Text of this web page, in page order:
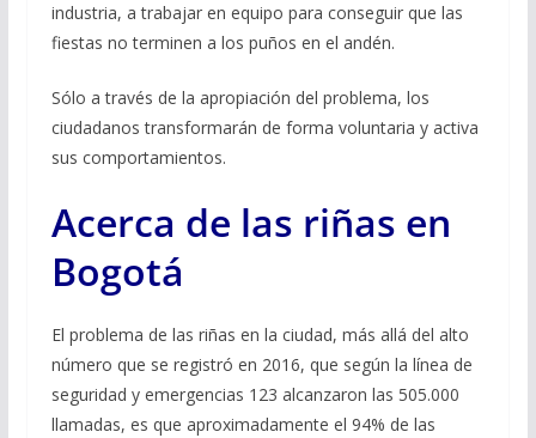
industria, a trabajar en equipo para conseguir que las
fiestas no terminen a los puños en el andén.
Sólo a través de la apropiación del problema, los
ciudadanos transformarán de forma voluntaria y activa
sus comportamientos.
Acerca de las riñas en
Bogotá
El problema de las riñas en la ciudad, más allá del alto
número que se registró en 2016, que según la línea de
seguridad y emergencias 123 alcanzaron las 505.000
llamadas, es que aproximadamente el 94% de las